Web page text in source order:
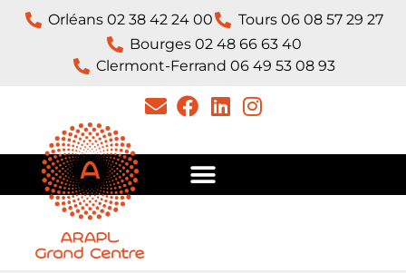
Orléans 02 38 42 24 00
Tours 06 08 57 29 27
Bourges 02 48 66 63 40
Clermont-Ferrand 06 49 53 08 93​